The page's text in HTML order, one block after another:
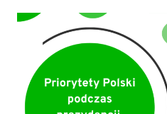
PREZYDENCJI
RADZIE
CZ.1